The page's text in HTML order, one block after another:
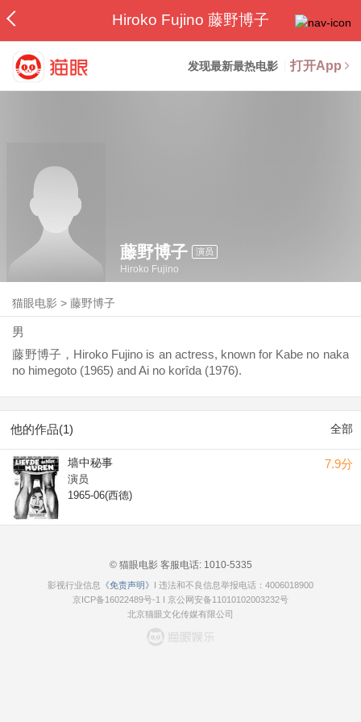
Hiroko Fujino 藤野博子
发现最新最热电影 打开App
藤野博子 演员
Hiroko Fujino
猫眼电影 >藤野博子
男
藤野博子，Hiroko Fujino is an actress, known for Kabe no naka
no himegoto (1965) and Ai no korîda (1976).
他的作品(1) 全部
7.9分
墙中秘事
演员
1965-06(西德)
© 猫眼电影 客服电话:1010-5335
影视行业信息 《免责声明》 I 违法和不良信息举报电话：4006018900
京ICP备16022489号-1 I 京公网安备11010102003232号
北京猫眼文化传媒有限公司